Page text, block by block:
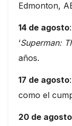
Edmonton,
14 de agosto
‘Superman:
años.
17 de agosto
como el
20 de agosto